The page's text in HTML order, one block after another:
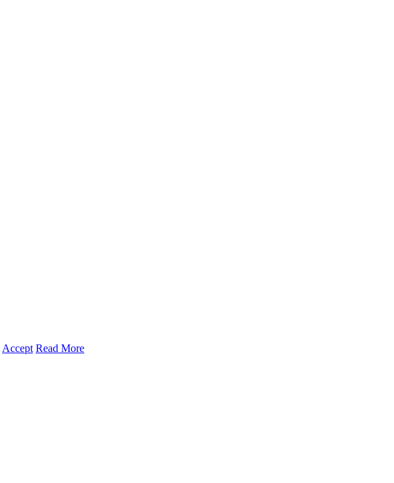
Accept Read More